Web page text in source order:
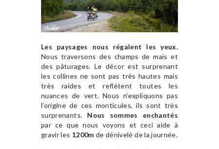
Les paysages nous régalent les yeux.
Nous traversons des champs de maïs et
des pâturages. Le décor est surprenant
les collines ne sont pas très hautes mais
très raides et reflètent toutes les
nuances de vert. Nous n’expliquons pas
l’origine de ces monticules, ils sont très
surprenants. Nous sommes enchantés
par ce que nous voyons et ceci aide à
gravir les 1200m de dénivelé de la journée.